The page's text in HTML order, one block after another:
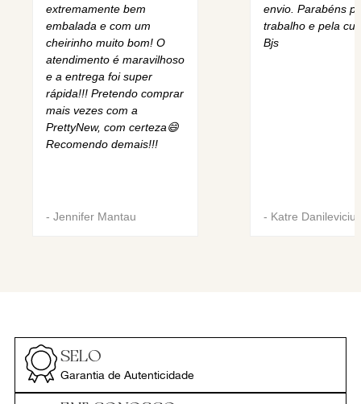
extremamente bem
embalada e com um
cheirinho muito bom! O
atendimento é maravilhoso
e a entrega foi super
rápida!!! Pretendo comprar
mais vezes com a
PrettyNew, com certeza😄
Recomendo demais!!!
- Jennifer Mantau
envio. Parabéns
trabalho e pela
Bjs
- Katre Danilevicius
SELO
Garantia de Autenticidade